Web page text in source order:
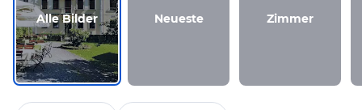
Alle Bilder Neueste Zimmer